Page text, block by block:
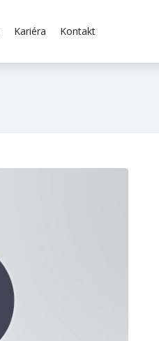
Kariéra Kontakt